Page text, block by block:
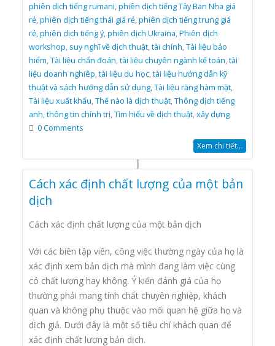
phiên dịch tiếng rumani,phiên dịch tiếng Tây Ban Nha giá
rẻ,phiên dịch tiếng thái giá rẻ,phiên dịch tiếng trung giá
rẻ,phiên dịch tiếng ý,phiên dịch Ukraina,Phiên dịch
workshop, suy nghĩ về dịch thuật,tài chính,Tài liệu bảo
hiểm,Tài liệu chẩn đoán,tài liệu chuyên ngành kế toán,tài
liệu doanh nghiêp,tài liệu du học,tài liệu hướng dẫn kỹ
thuật và sách hướng dẫn sử dụng,Tài liệu răng hàm mặt,
Tài liệu xuất khẩu,Thế nào là dịch thuật,Thông dịch tiếng
anh,thông tin chính trị,Tìm hiểu về dịch thuật,xây dựng
0 Comments
Xem chi tiết...
Cách xác định chất lượng của một bản
dịch
Cách xác định chất lượng của một bản dịch
Với các biên tập viên, công việc thường ngày của họ là
xác định xem bản dịch mà mình đang làm việc cùng
có chất lượng hay không. Ý kiến đánh giá của họ
thường phải mang tính chất chuyên nghiệp, khách
quan và không phụ thuộc vào mối quan hệ giữa họ và
dịch giả. Dưới đây là một số tiêu chí khách quan để
xác định chất lượng bản dịch.